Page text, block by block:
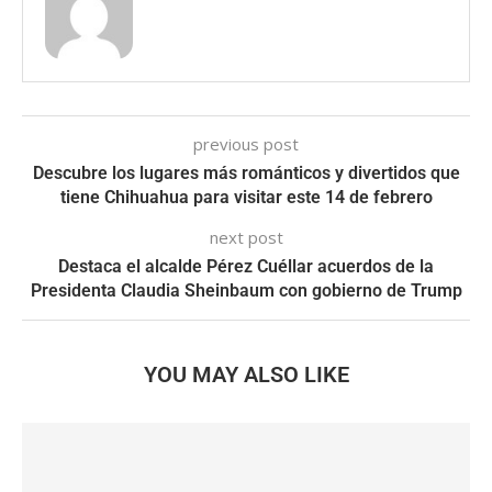
previous post
Descubre los lugares más románticos y divertidos que
tiene Chihuahua para visitar este 14 de febrero
next post
Destaca el alcalde Pérez Cuéllar acuerdos de la
Presidenta Claudia Sheinbaum con gobierno de Trump
YOU MAY ALSO LIKE